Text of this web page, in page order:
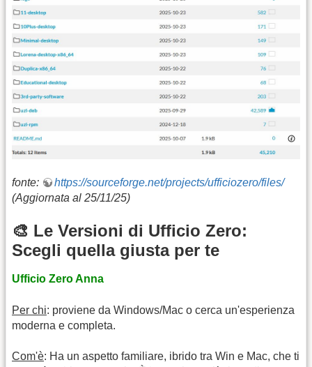
fonte:
https://sourceforge.net/projects/ufficiozero/files/
(Aggiornata al 25/11/25)
🎨 Le Versioni di Ufficio Zero:
Scegli quella giusta per te
Ufficio Zero Anna
Per chi: proviene da Windows/Mac o cerca un'esperienza
moderna e completa.
Com'è: Ha un aspetto familiare, ibrido tra Win e Mac, che ti